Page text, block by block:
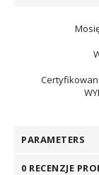
PARAMETERS
0 RECENZJE